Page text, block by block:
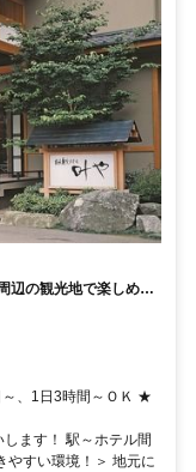
辺の観光地で楽しめま
、1日3時間～ＯＫ ★
ます！ 駅～ホテル間
やすい環境！＞ 地元に